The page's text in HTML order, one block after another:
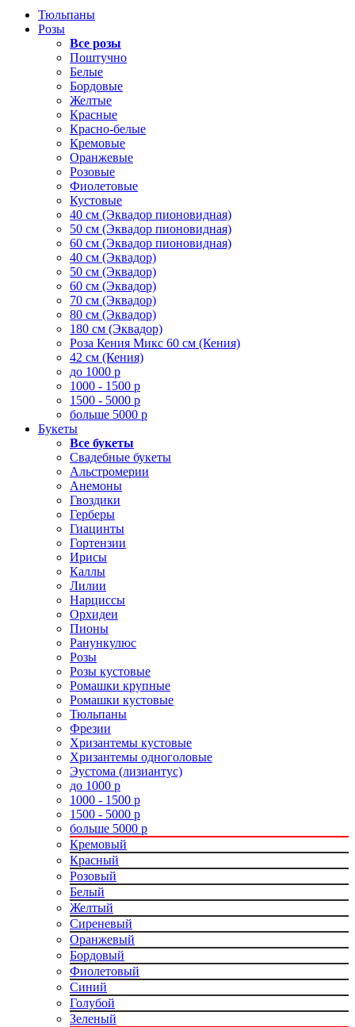
Тюльпаны
Розы
Все розы
Поштучно
Белые
Бордовые
Желтые
Красные
Красно-белые
Кремовые
Оранжевые
Розовые
Фиолетовые
Кустовые
40 см (Эквадор пионовидная)
50 см (Эквадор пионовидная)
60 см (Эквадор пионовидная)
40 см (Эквадор)
50 см (Эквадор)
60 см (Эквадор)
70 см (Эквадор)
80 см (Эквадор)
180 см (Эквадор)
Роза Кения Микс 60 см (Кения)
42 см (Кения)
до 1000 р
1000 - 1500 р
1500 - 5000 р
больше 5000 р
Букеты
Все букеты
Свадебные букеты
Альстромерии
Анемоны
Гвоздики
Герберы
Гиацинты
Гортензии
Ирисы
Каллы
Лилии
Нарциссы
Орхидеи
Пионы
Ранункулюс
Розы
Розы кустовые
Ромашки крупные
Ромашки кустовые
Тюльпаны
Фрезии
Хризантемы кустовые
Хризантемы одноголовые
Эустома (лизиантус)
до 1000 р
1000 - 1500 р
1500 - 5000 р
больше 5000 р
Кремовый
Красный
Розовый
Белый
Желтый
Сиреневый
Оранжевый
Бордовый
Фиолетовый
Синий
Голубой
Зеленый